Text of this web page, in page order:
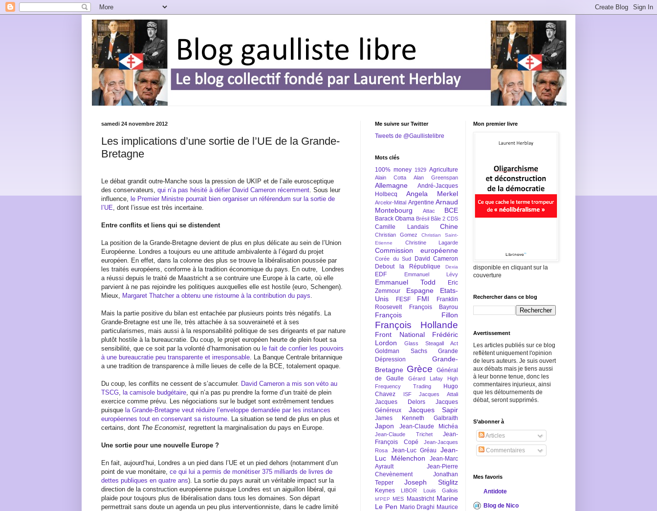
samedi 24 novembre 2012
Les implications d’une sortie de l’UE de la Grande-
Bretagne
Le débat grandit outre-Manche sous la pression de UKIP et de l’aile eurosceptique
des conservateurs, qui n’a pas hésité à défier David Cameron récemment . Sous leur
influence, le Premier Ministre pourrait bien organiser un référendum sur la sortie de
l’UE , dont l’issue est très incertaine.
Entre conflits et liens qui se distendent
La position de la Grande-Bretagne devient de plus en plus délicate au sein de l’Union
Européenne. Londres a toujours eu une attitude ambivalente à l’égard du projet
européen. En effet, dans la colonne des plus se trouve la libéralisation poussée par
les traités européens, conforme à la tradition économique du pays. En outre,
Londres
a réussi depuis le traité de Maastricht a se contruire une Europe à la carte, où elle
parvient à ne pas rejoindre les politiques auxquelles elle est hostile (euro, Schengen).
Mieux, Margaret Thatcher a obtenu une ristourne à la contribution du pays
Mais la partie positive du bilan est entachée par plusieurs points très négatifs. La
Grande-Bretagne est une île, très attachée à sa souveraineté et à ses
particularismes, mais aussi à la responsabilité politique de ses dirigeants et par nature
plutôt hostile à la bureaucratie. Du coup, le projet européen heurte de plein fouet sa
sensibilité, que ce soit par la volonté d’harmonisation ou le fait de confier les pouvoirs
à une bureaucratie peu transparente et irresponsable . La Banque Centrale britannique
a une tradition de transparence à mille lieues de celle de la BCE, totalement opaque.
Du coup, les conflits ne cessent de s’accumuler. David Cameron a mis son véto au
TSCG la camisole budgétaire , qui n’a pas pu prendre la forme d’un traité de plein
exercice comme prévu. Les négociations sur le budget sont extrêmement tendues
puisque la Grande-Bretagne veut réduire l’enveloppe demandée par les instances
européennes tout en conservant sa ristourne . La situation se tend de plus en plus et
certains, dont The Economist, regrettent la marginalisation du pays en Europe.
Une sortie pour une nouvelle Europe ?
En fait, aujourd’hui, Londres a un pied dans l’UE et un pied dehors (notamment d’un
point de vue monétaire, ce qui lui a permis de monétiser 375 milliards de livres de
dettes publiques en quatre ans). La sortie du pays aurait un véritable impact sur la
direction de la construction européenne puisque Londres est un aiguillon libéral, qui
plaide pour toujours plus de libéralisation dans tous les domaines. Son départ
permettrait sans doute un agenda un peu plus interventionniste, dans le cadre limité
Me suivre sur Twitter
Tweets de @Gaullistelibre
Mots clés
100% money 1929 Agriculture
Alain Cotta Alan Greenspan
Allemagne
André-Jacques
Holbecq
Angela Merkel
Arcelor-Mittal Argentine Arnaud
Montebourg
Attac BCE
Barack Obama Brésil Bâle 2 CDS
Camille Landais Chine
Christian Gomez
Christian Saint-
Etienne
Christine Lagarde
Commission européenne
Corée du Sud
David Cameron
Debout la République
Dexia
EDF Emmanuel Lévy
Emmanuel Todd
Eric
Zemmour
Espagne
Etats-
Unis
FESF FMI
Franklin
Roosevelt
François Bayrou
François Fillon
François Hollande
Front National
Frédéric
Lordon
Glass Steagall Act
Goldman Sachs
Grande
Dépression
Grande-
Bretagne Grèce
Général
de Gaulle
Gérard Lafay
High
Frequency Trading
Hugo
Chavez
ISF Jacques Attali
Jacques Delors
Jacques
Généreux
Jacques Sapir
James Kenneth Galbraith
Japon Jean-Claude Michéa
Jean-Claude Trichet
Jean-
François Copé
Jean-Jacques
Rosa
Jean-Luc Gréau
Jean-
Luc Mélenchon
Jean-Marc
Ayrault
Jean-Pierre
Chevènement
Jonathan
Tepper
Joseph Stiglitz
Keynes LIBOR Louis Gallois
M'PEP MES Maastricht Marine
Le Pen Mario Draghi Maurice
Mon premier livre
disponible en cliquant sur la
couverture
Rechercher dans ce blog
Avertissement
Les articles publiés sur ce blog
reflètent uniquement l'opinion
de leurs auteurs. Je suis ouvert
aux débats mais je tiens aussi
à leur bonne tenue, donc les
commentaires injurieux, ainsi
que les détournements de
débat, seront supprimés.
S’abonner à
Articles
Commentaires
Mes favoris
Antidote
Blog de Nico